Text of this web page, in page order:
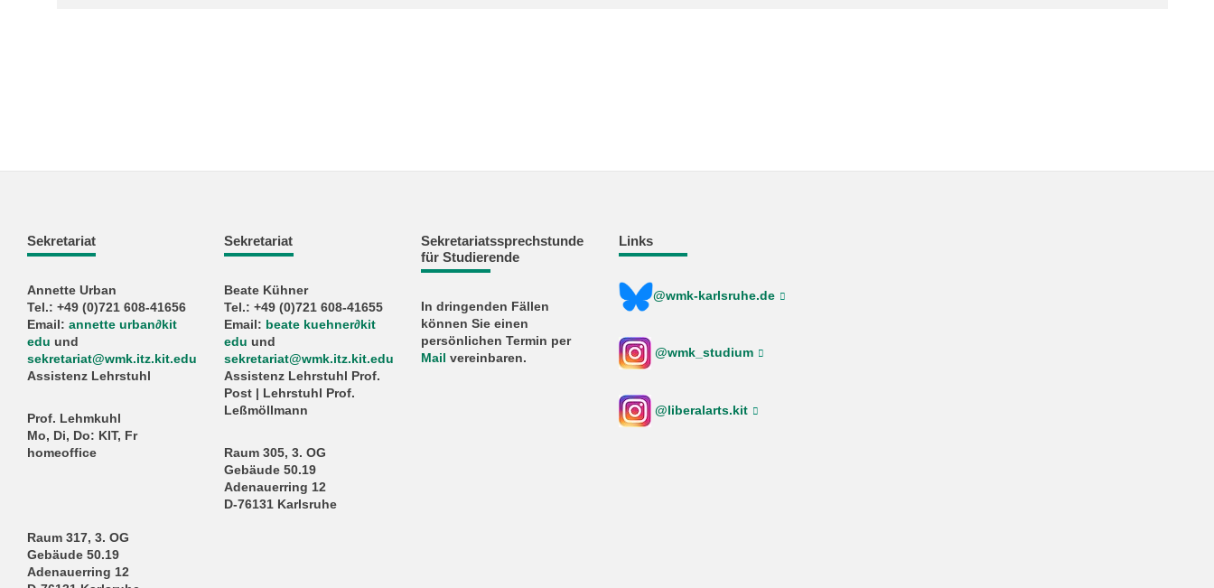
Sekretariat
Annette Urban
Tel.: +49 (0)721 608-41656
Email: annette urban∂kit
edu und
sekretariat@wmk.itz.kit.edu
Assistenz Lehrstuhl
Prof. Lehmkuhl
Mo, Di, Do: KIT, Fr
homeoffice
Raum 317, 3. OG
Gebäude 50.19
Adenauerring 12
Sekretariat
Beate Kühner
Tel.: +49 (0)721 608-41655
Email: beate kuehner∂kit
edu und
sekretariat@wmk.itz.kit.edu
Assistenz Lehrstuhl Prof.
Post | Lehrstuhl Prof.
Leßmöllmann
Raum 305, 3. OG
Gebäude 50.19
Adenauerring 12
D-76131 Karlsruhe
Sekretariatssprechstunde
für Studierende
In dringenden Fällen
können Sie einen
persönlichen Termin per
Mail vereinbaren.
Links
@wmk-karlsruhe.de
@wmk_studium
@liberalarts.kit